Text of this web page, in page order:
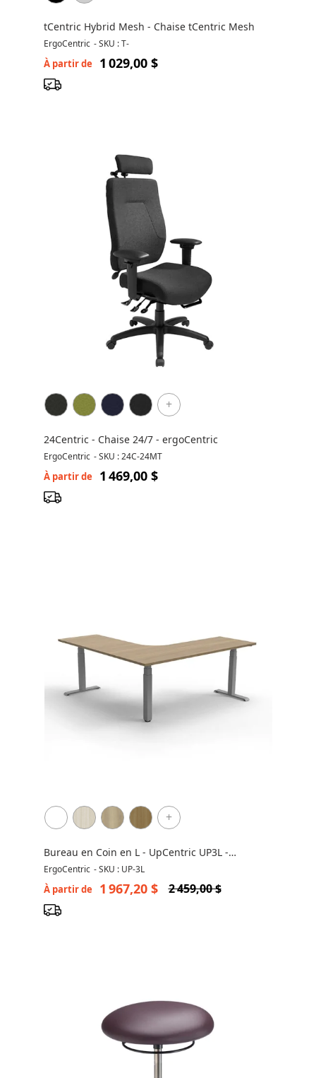
tCentric Hybrid Mesh - Chaise tCentric Mesh
ErgoCentric -SKU : T-
À partir de 1 029,00 $
+
24Centric - Chaise 24/7 - ergoCentric
ErgoCentric -SKU : 24C-24MT
À partir de 1 469,00 $
+
Bureau en Coin en L - UpCentric UP3L -
Ajustable en Hauteur
ErgoCentric -SKU : UP-3L
À partir de 1 967,20 $ 2 459,00 $